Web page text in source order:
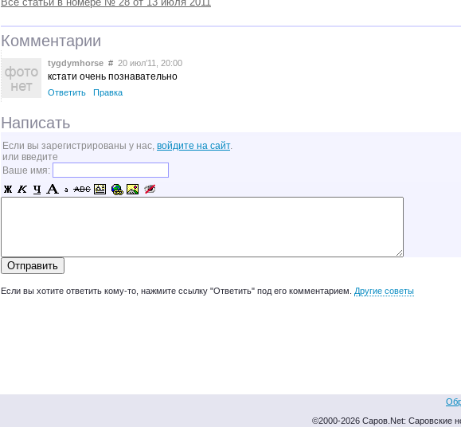
Комментарии
tygdymhorse # 20 июл’11, 20:00
кстати очень познавательно
Ответить Правка
Написать
Если вы зарегистрированы у нас, войдите на сайт.
или введите
Ваше имя:
Если вы хотите ответить кому-то, нажмите ссылку "Ответить" под его комментарием. Другие советы
©2000-2026 Саров.Net: Саровские